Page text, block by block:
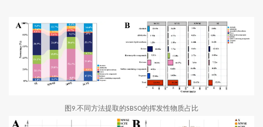
图9.不同方法提取的SBSO的挥发性物质占比